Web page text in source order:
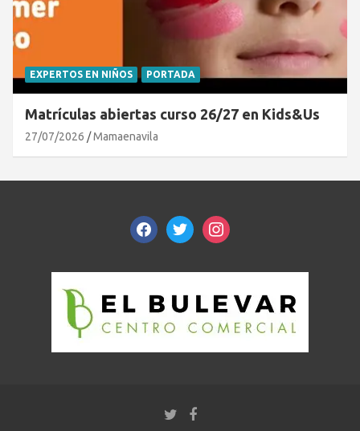
EXPERTOS EN NIÑOS PORTADA
Matrículas abiertas curso 26/27 en Kids&Us
27/07/2026 Mamaenavila
facebooktwitterinstagram